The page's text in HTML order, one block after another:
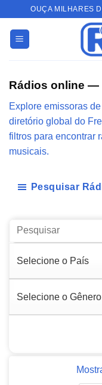
content
OUÇA MILHARES
Rádios online —
Explore emissoras
diretório global do
filtros para encontrar
musicais.
Pesquisar